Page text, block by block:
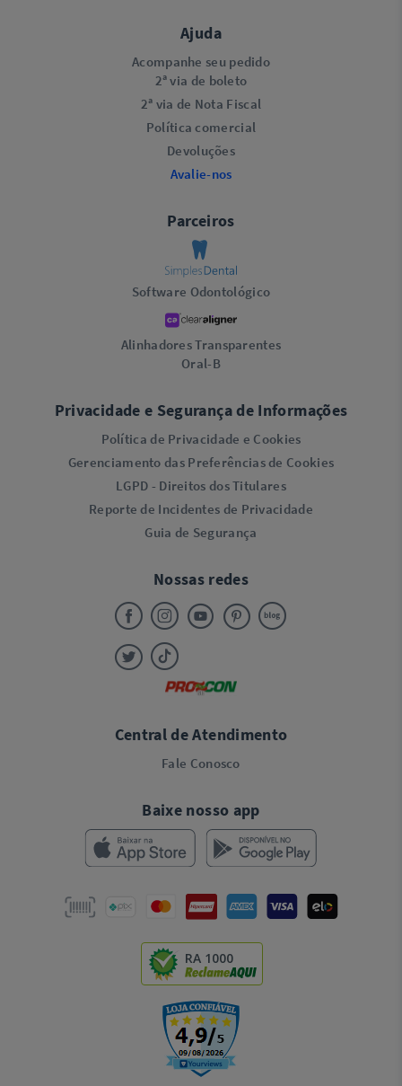
Ajuda
Acompanhe seu pedido
2ª via de boleto
2ª via de Nota Fiscal
Política comercial
Devoluções
Avalie-nos
Parceiros
Software Odontológico
Alinhadores Transparentes
Oral-B
Privacidade e Segurança de Informações
Política de Privacidade e Cookies
Gerenciamento das Preferências de Cookies
LGPD - Direitos dos Titulares
Reporte de Incidentes de Privacidade
Guia de Segurança
Nossas redes
Central de Atendimento
Fale Conosco
Baixe nosso app
RA 1000